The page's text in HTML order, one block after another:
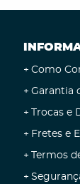
Como
Garantia
Trocas e
Fretes e
Termos